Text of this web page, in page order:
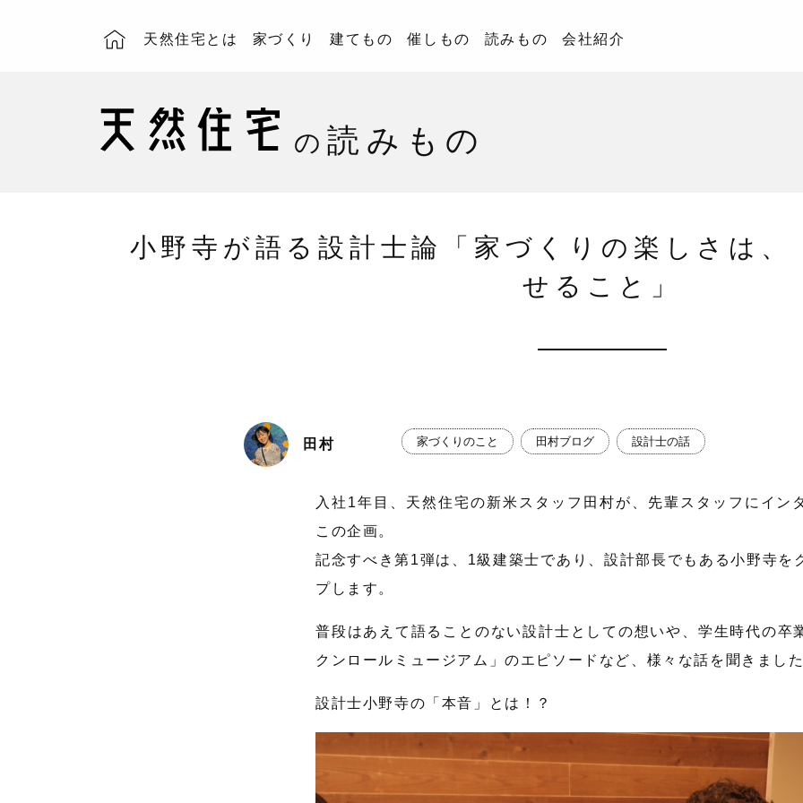
天然住宅とは 家づくり 建てもの 催しもの 読みもの 会社紹介
の読みもの
小野寺が語る設計士論「家づくりの楽しさは
せること」
田村 家づくりのこと 田村ブログ 設計士の話
入社1年目、天然住宅の新米スタッフ田村が、先輩スタッフにイン
この企画。
記念すべき第1弾は、1級建築士であり、設計部長でもある小野寺を
プします。
普段はあえて語ることのない設計士としての想いや、学生時代の卒
クンロールミュージアム」のエピソードなど、様々な話を聞きまし
設計士小野寺の「本音」とは！？